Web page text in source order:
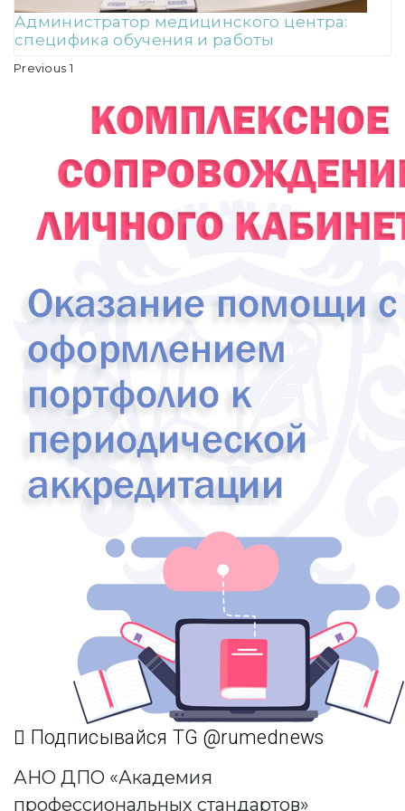
Администратор медицинского центра:
специфика обучения и работы
Пагинация
записей
Previous 1
Подписывайся TG @rumednews
АНО ДПО «Академия
профессиональных стандартов»